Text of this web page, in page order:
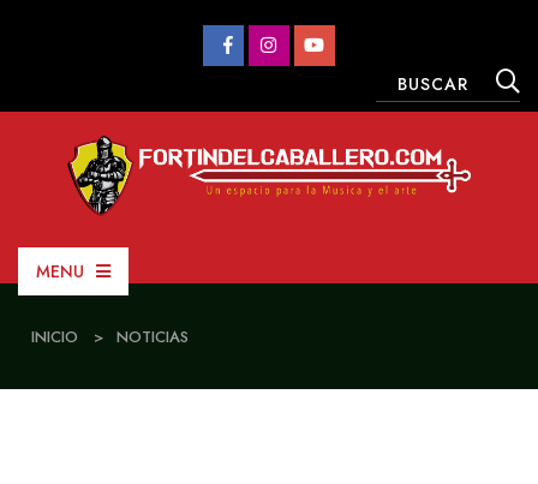
MENU
INICIO > NOTICIAS